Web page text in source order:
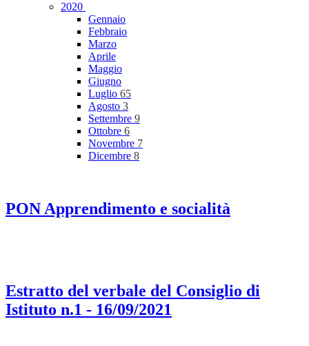
2020
Gennaio
Febbraio
Marzo
Aprile
Maggio
Giugno
Luglio 65
Agosto 3
Settembre 9
Ottobre 6
Novembre 7
Dicembre 8
PON Apprendimento e socialità
Estratto del verbale del Consiglio di
Istituto n.1 - 16/09/2021